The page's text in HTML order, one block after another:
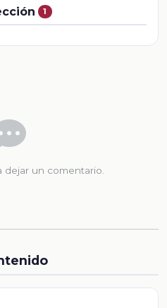
1
dejar un comentario.